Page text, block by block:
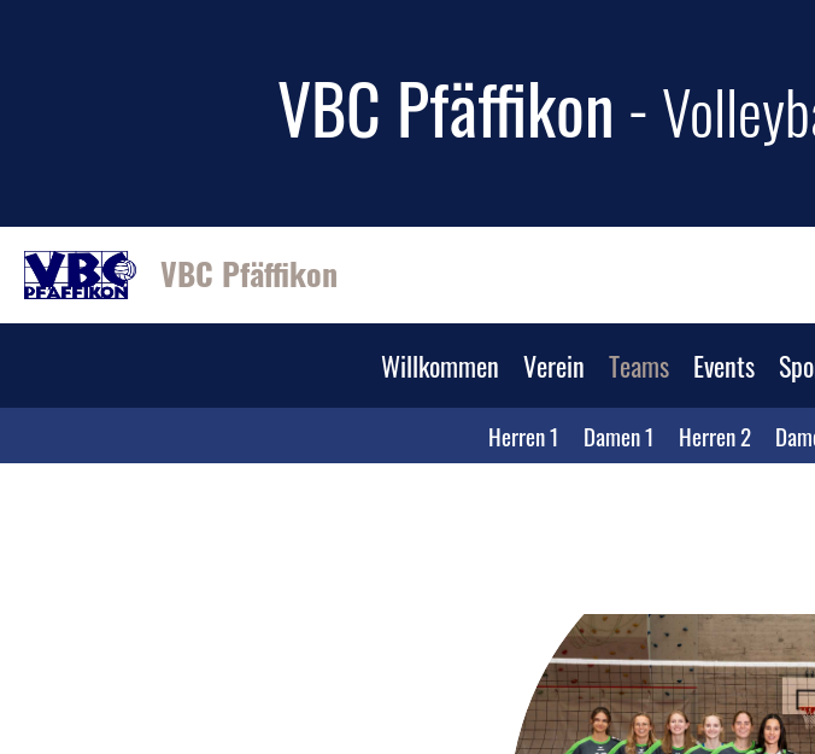
VBC Pfäffikon-
VBC Pfäffikon
Willkommen Verein Teams Events
Herren 1 Damen 1 Herren 2